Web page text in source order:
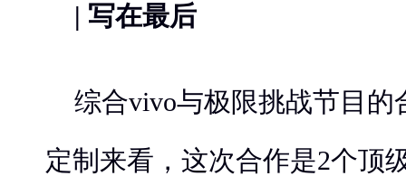
| 写在最后
综合vivo与极限挑战节目的
定制来看，这次合作是2个顶